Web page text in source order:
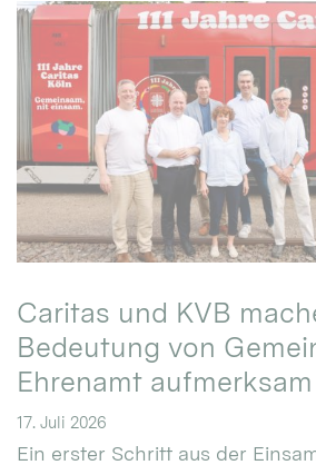
Caritas und KVB
Bedeutung von
Ehrenamt aufmerksam
17. Juli 2026
Ein erster Schritt aus der